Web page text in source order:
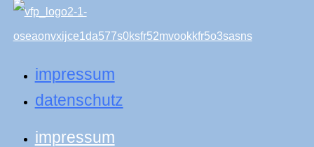
impressum
datenschutz
impressum